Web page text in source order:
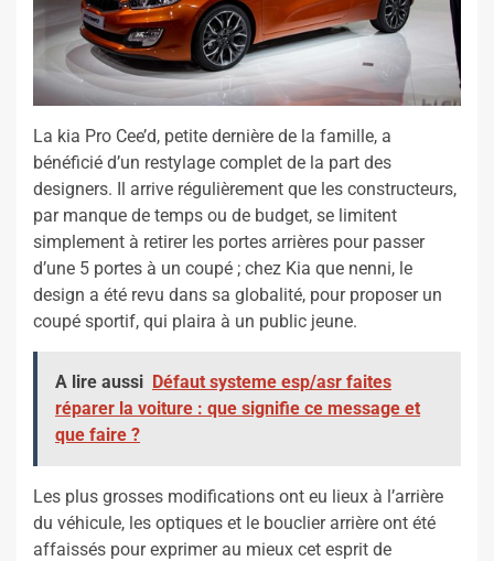
La kia Pro Cee’d, petite dernière de la famille, a
bénéficié d’un restylage complet de la part des
designers. Il arrive régulièrement que les constructeurs,
par manque de temps ou de budget, se limitent
simplement à retirer les portes arrières pour passer
d’une 5 portes à un coupé ; chez Kia que nenni, le
design a été revu dans sa globalité, pour proposer un
coupé sportif, qui plaira à un public jeune.
A lire aussi Défaut systeme esp/asr faites
réparer la voiture : que signifie ce message et
que faire ?
Les plus grosses modifications ont eu lieux à l’arrière
du véhicule, les optiques et le bouclier arrière ont été
affaissés pour exprimer au mieux cet esprit de